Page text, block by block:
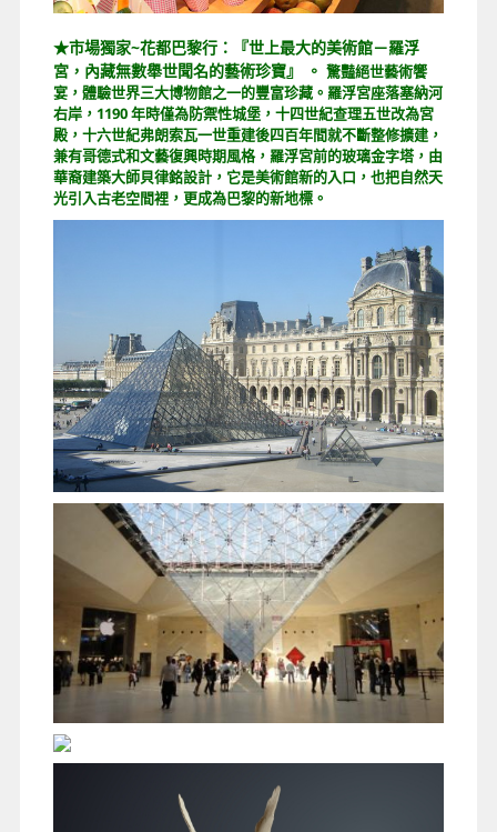
★市場獨家~花都巴黎行：『世上最大的美術館－羅浮
宮，內藏無數舉世聞名的藝術珍寶』 。 驚豔絕世藝術饗
宴，體驗世界三大博物館之一的豐富珍藏。羅浮宮座落塞納河
右岸，1190 年時僅為防禦性城堡，十四世紀查理五世改為宮
殿，十六世紀弗朗索瓦一世重建後四百年間就不斷整修擴建，
兼有哥德式和文藝復興時期風格，羅浮宮前的玻璃金字塔，由
華裔建築大師貝律銘設計，它是美術館新的入口，也把自然天
光引入古老空間裡，更成為巴黎的新地標。